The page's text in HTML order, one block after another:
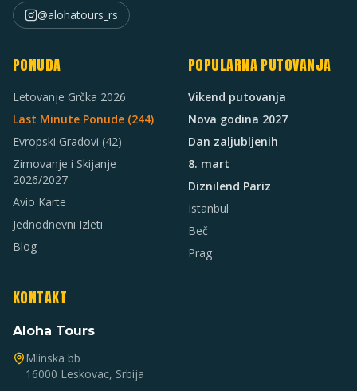
@alohatours_rs
PONUDA
Letovanje Grčka 2026
Last Minute Ponude (244)
Evropski Gradovi (42)
Zimovanje i Skijanje
2026/2027
Avio Karte
Jednodnevni Izleti
Blog
POPULARNA PUTOVANJA
Vikend putovanja
Nova godina 2027
Dan zaljubljenih
8. mart
Diznilend Pariz
Istanbul
Beč
Prag
KONTAKT
Aloha Tours
Mlinska bb
16000 Leskovac, Srbija